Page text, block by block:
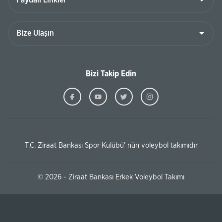
Bizi Takip Edin
T.C. Ziraat Bankası Spor Kulübü' nün voleybol takımıdır
© 2026 - Ziraat Bankası Erkek Voleybol Takımı